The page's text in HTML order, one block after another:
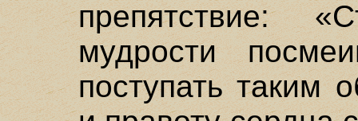
препятствие:
мудрости
поступать таким